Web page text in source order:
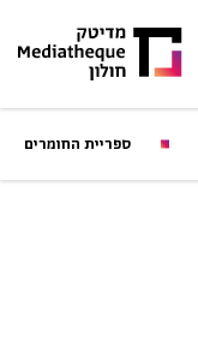
ספריית החומרים